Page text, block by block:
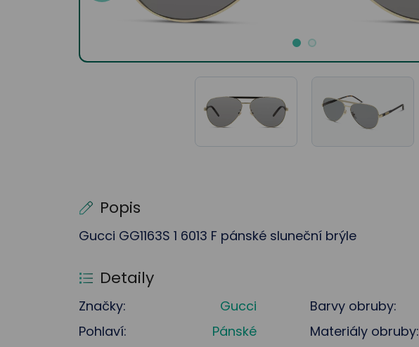
Popis
Gucci GG1163S 1 6013 F pánské sluneční brýle
Detaily
Značky:
Gucci
Pohlaví:
Pánské
Barvy obruby:
Materiály obruby: